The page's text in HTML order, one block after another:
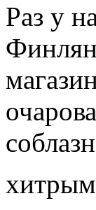
Раз у